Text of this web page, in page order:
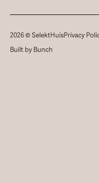
2026 © SelektHuisPrivacy
Built by Bunch